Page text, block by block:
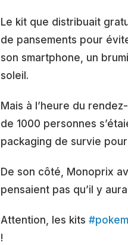
Le kit que distribuait
de pansements pour
son smartphone, un
soleil.
Mais à l’heure du
de 1000 personnes
packaging de survie
De son côté, Monoprix
pensaient pas qu’il y
Attention, les kits
!